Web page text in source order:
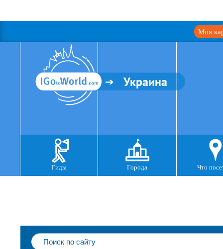
Моя
Украина
Гиды Города Что